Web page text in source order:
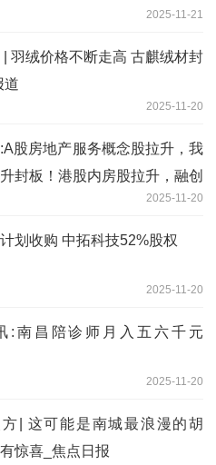
2025-11-21
羽绒价格不断走高 古麒绒材封
道
2025-11-20
股房地产服务概念股拉升，我
封板！港股内房股拉升，融创
7%，碧桂园涨超5%，远洋集团
2025-11-20
划收购 中拓科技52%股权
2025-11-20
:南昌陪诊师月入五六千元
2025-11-20
| 这可能是南城最浪漫的胡
惊喜_焦点日报